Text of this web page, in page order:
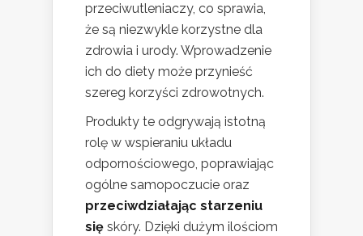
przeciwutleniaczy, co sprawia,
że są niezwykle korzystne dla
zdrowia i urody. Wprowadzenie
ich do diety może przynieść
szereg korzyści zdrowotnych.
Produkty te odgrywają istotną
rolę w wspieraniu układu
odpornościowego, poprawiając
ogólne samopoczucie oraz
przeciwdziałając starzeniu
się skóry. Dzięki dużym ilościom